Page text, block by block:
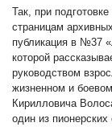
Так, при
страницам
публикация в №37
которой
руководством
жизненном и
Кирилловича
один из пионерских